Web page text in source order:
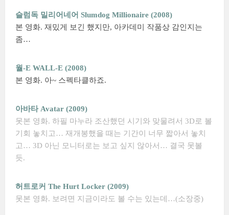
슬럼독 밀리어네어 Slumdog Millionaire (2008)
본 영화. 재밌게 보긴 했지만, 아카데미 작품상 감인지는
좀…
월-E WALL-E (2008)
본 영화. 아~ 스펙타클하죠.
아바타 Avatar (2009)
못본 영화. 하필 마누라 조산했던 시기와 맞물려서 3D로 볼
기회 놓치고… 재개봉했을 때는 기간이 너무 짧아서 놓치
고… 3D 아닌 모니터로는 보고 싶지 않아서… 결국 못볼
듯.
허트로커 The Hurt Locker (2009)
못본 영화. 보려면 지금이라도 볼 수는 있는데…(소장중)